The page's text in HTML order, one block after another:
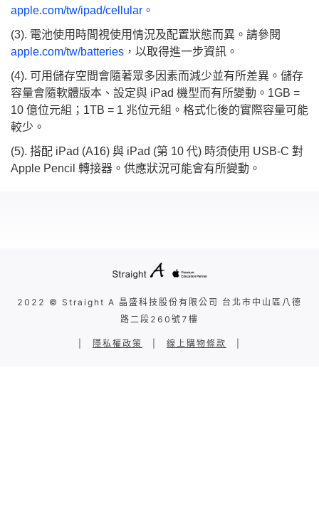
apple.com/tw/ipad/cellular。
(3). 電池使用時間視使用情況及配置狀態而異。請參閱
apple.com/tw/batteries ，以取得進一步資訊。
(4). 可用儲存空間會隨著眾多因素而減少並有所差異。儲存
容量會隨軟體版本、設定與 iPad 機型而有所變動。1GB =
10 億位元組；1TB = 1 兆位元組。格式化後的實際容量可能
較少。
(5). 搭配 iPad (A16) 與 iPad (第 10 代) 時須使用 USB-C 對
Apple Pencil 轉接器。供應狀況可能會有所變動。
2022 © Straight A 晶盛科技股份有限公司 台北市中山區八德
路二段260號7樓
隱私權政策 線上購物條款